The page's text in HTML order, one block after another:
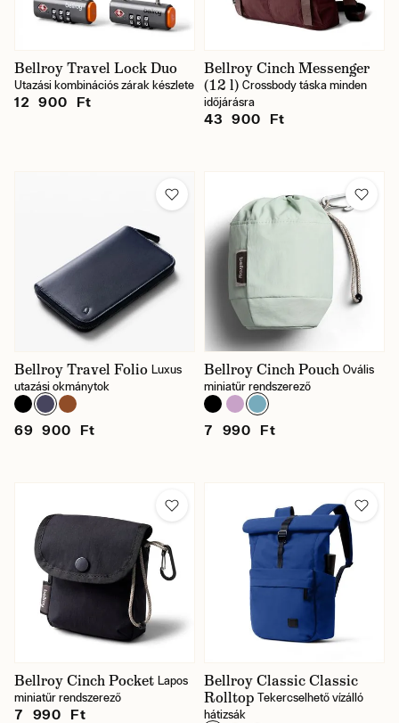
Bellroy Travel Lock Duo
Utazási kombinációs zárak készlete
12 900 Ft
Bellroy Cinch Messenger
(12 l) Crossbody táska minden
időjárásra
43 900 Ft
Bellroy Travel Folio Luxus
utazási okmánytok
69 900 Ft
Bellroy Cinch Pouch Ovális
miniatűr rendszerező
7 990 Ft
Bellroy Cinch Pocket Lapos
miniatűr rendszerező
7 990 Ft
Bellroy Classic Classic
Rolltop Tekercselhető vízálló
hátizsák